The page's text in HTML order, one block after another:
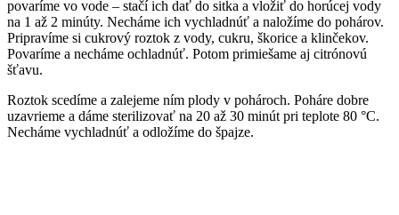
povaríme vo vode – stačí ich dať do sitka a vložiť do horúcej vody
na 1 až 2 minúty. Necháme ich vychladnúť a naložíme do pohárov.
Pripravíme si cukrový roztok z vody, cukru, škorice a klinčekov.
Povaríme a necháme ochladnúť. Potom primiešame aj citrónovú
šťavu.
Roztok scedíme a zalejeme ním plody v pohároch. Poháre dobre
uzavrieme a dáme sterilizovať na 20 až 30 minút pri teplote 80 °C.
Necháme vychladnúť a odložíme do špajze.